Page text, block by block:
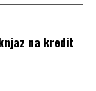
na kredit